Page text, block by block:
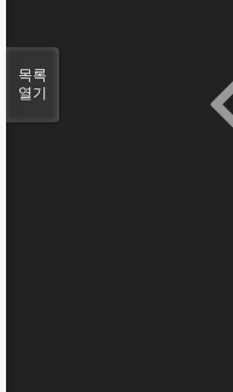
목록
열기